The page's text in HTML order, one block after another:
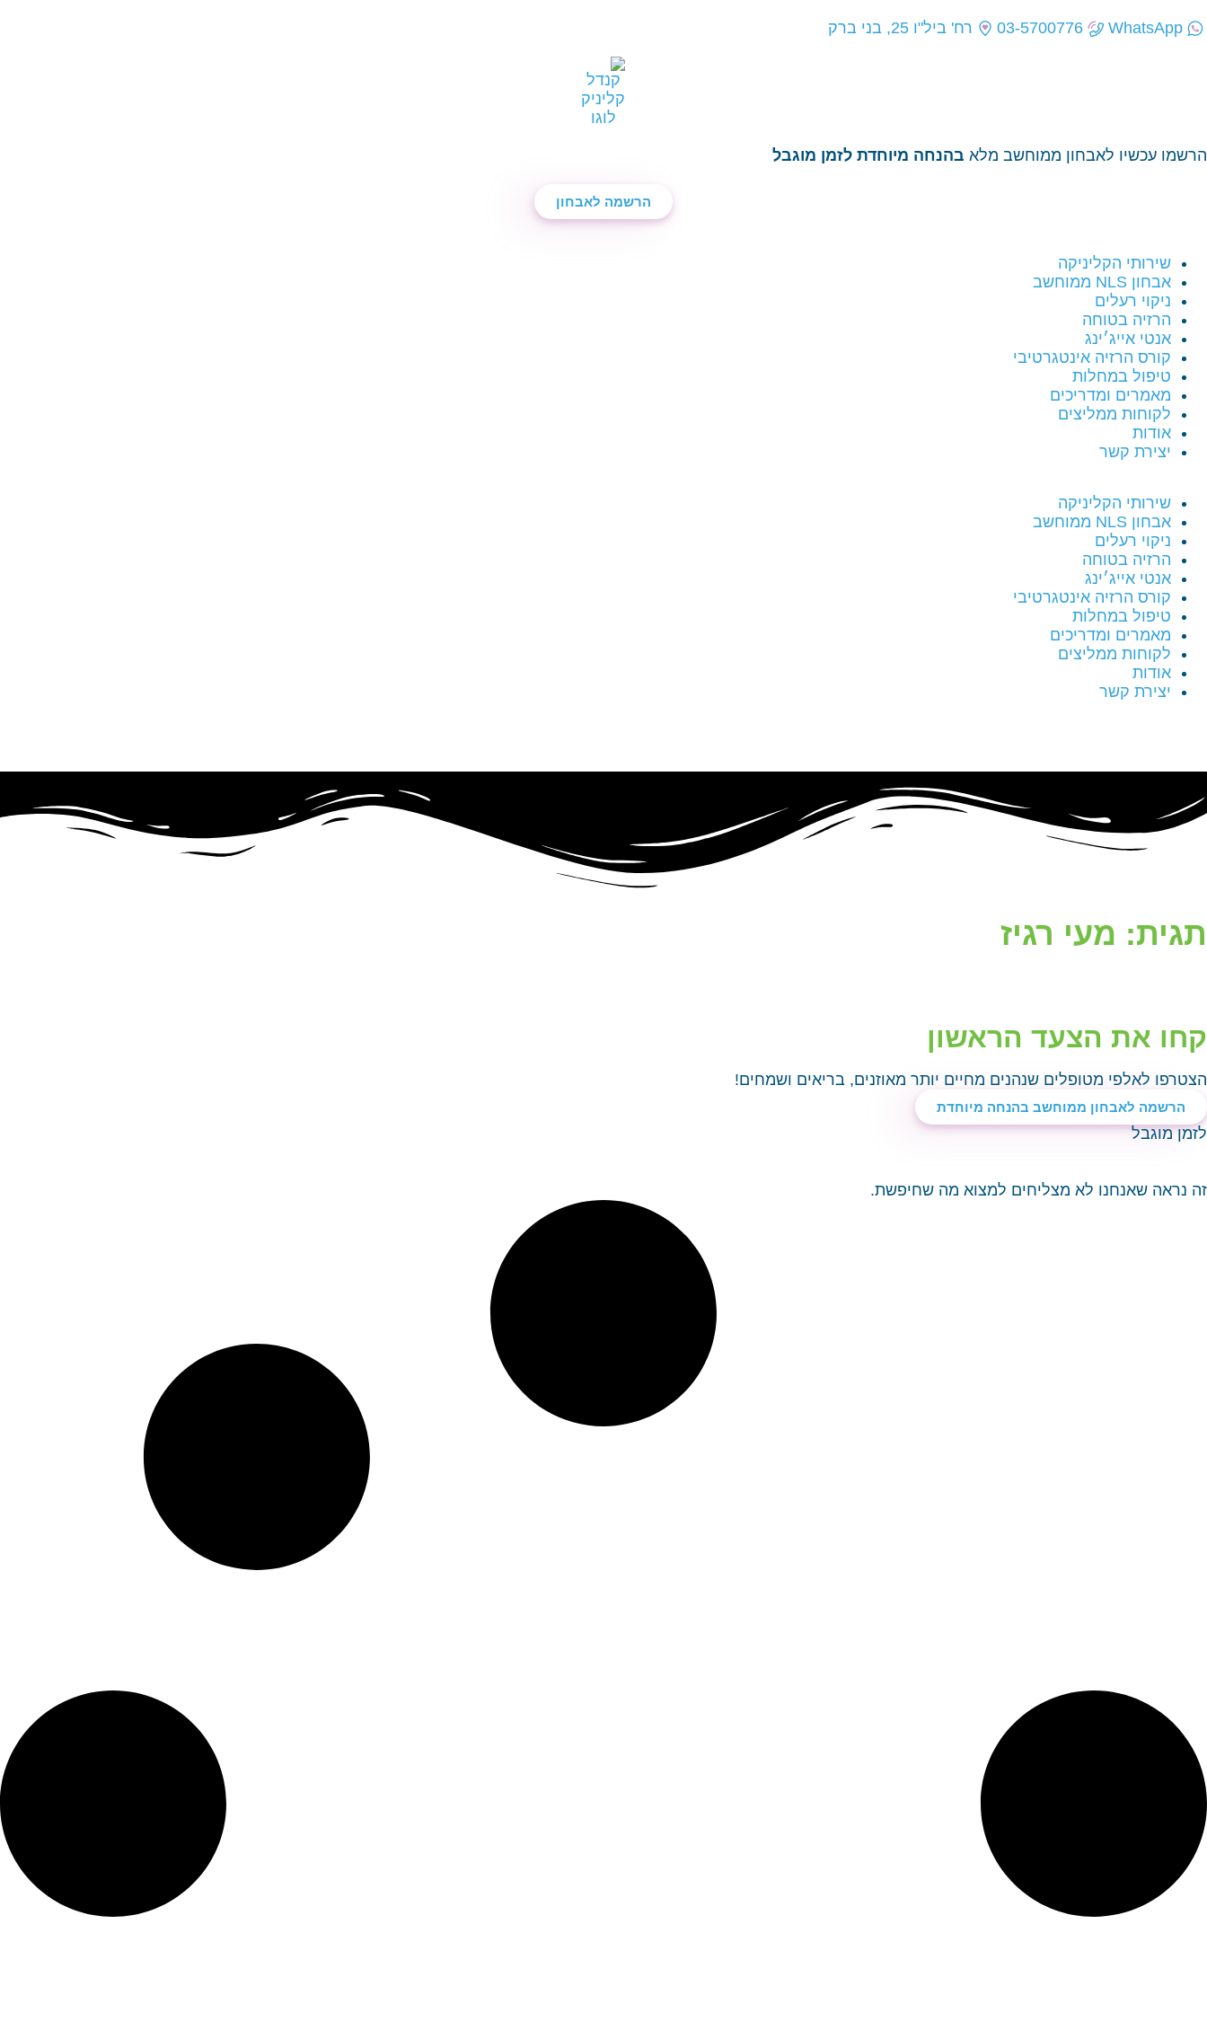
WhatsApp
03-5700776 רח' ביל"ו 25, בני ברק
הרשמו עכשיו לאבחון ממוחשב מלא בהנחה מיוחדת לזמן מוגבל
הרשמה לאבחון
שירותי הקליניקה
אבחון NLS ממוחשב
ניקוי רעלים
הרזיה בטוחה
אנטי אייג׳ינג
קורס הרזיה אינטגרטיבי
טיפול במחלות
מאמרים ומדריכים
לקוחות ממליצים
אודות
יצירת קשר
שירותי הקליניקה
אבחון NLS ממוחשב
ניקוי רעלים
הרזיה בטוחה
אנטי אייג׳ינג
קורס הרזיה אינטגרטיבי
טיפול במחלות
מאמרים ומדריכים
לקוחות ממליצים
אודות
יצירת קשר
תגית: מעי רגיז
קחו את הצעד הראשון
הצטרפו לאלפי מטופלים שנהנים מחיים יותר מאוזנים, בריאים ושמחים!
הרשמה לאבחון ממוחשב בהנחה מיוחדת
לזמן מוגבל
זה נראה שאנחנו לא מצליחים למצוא מה שחיפשת.